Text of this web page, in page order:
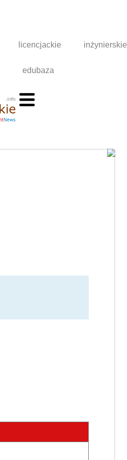
licencjackie inżynierskie
edubaza